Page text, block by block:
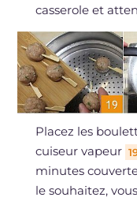
casserole et
Placez les
cuiseur vapeur
minutes
le souhaitez,